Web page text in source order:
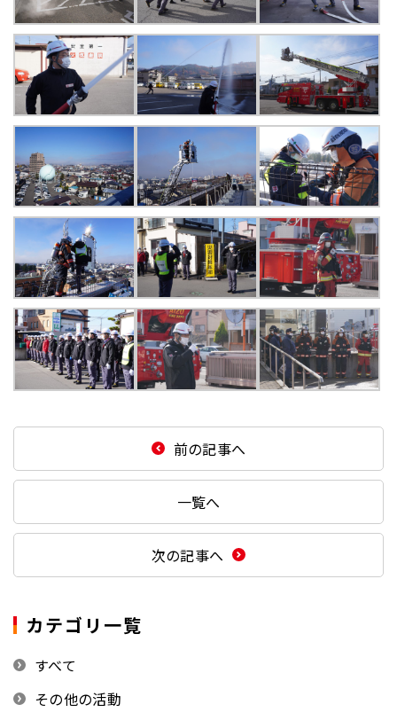
前の記事へ
一覧へ
次の記事へ
カテゴリ一覧
すべて
その他の活動